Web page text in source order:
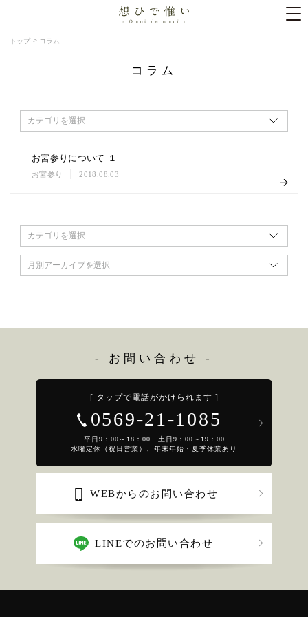
トップ コラム
コラム
カテゴリを選択
お宮参りについて １
お宮参り 2018.08.03
カテゴリを選択
月別アーカイブを選択
- お問い合わせ -
[ タップで電話がかけられます ]
0569-21-1085
平日9：00～18：00 土日9：00～19：00
水曜定休（祝日営業）、年末年始・夏季休業あり
WEBからのお問い合わせ
LINEでのお問い合わせ